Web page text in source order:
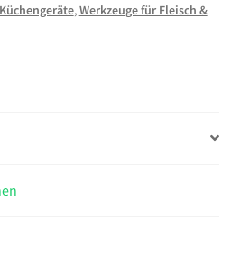
,Werkzeuge für Fleisch &